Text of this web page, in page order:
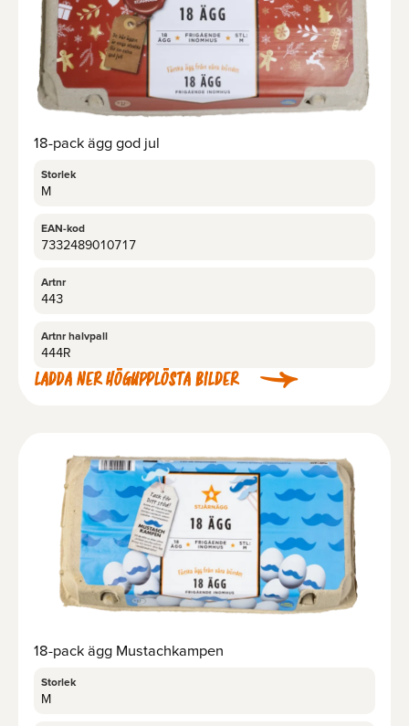
18-pack ägg god jul
Storlek
M
EAN-kod
7332489010717
Artnr
443
Artnr halvpall
444R
LADDA NER HÖGUPPLÖSTA BILDER
18-pack ägg Mustachkampen
Storlek
M